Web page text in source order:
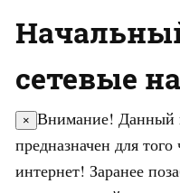
сетевые
× Внимание! Данный
предназначен для
интернет! Заранее